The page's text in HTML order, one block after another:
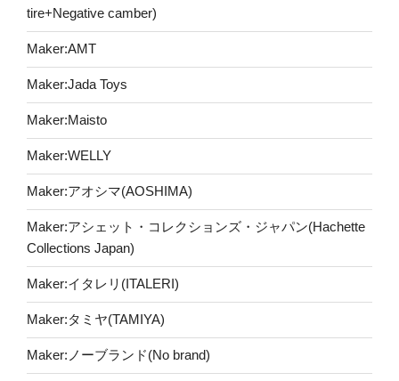
tire+Negative camber)
Maker:AMT
Maker:Jada Toys
Maker:Maisto
Maker:WELLY
Maker:アオシマ(AOSHIMA)
Maker:アシェット・コレクションズ・ジャパン(Hachette
Collections Japan)
Maker:イタレリ(ITALERI)
Maker:タミヤ(TAMIYA)
Maker:ノーブランド(No brand)